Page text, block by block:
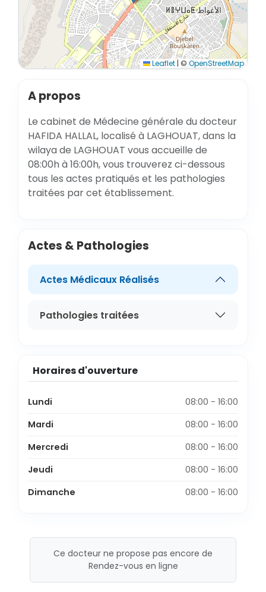
Leaflet | ©OpenStreetMap
A propos
Le cabinet de Médecine générale du docteur
HAFIDA HALLAL, localisé à LAGHOUAT, dans la
wilaya de LAGHOUAT vous accueille de
08:00h à 16:00h, vous trouverez ci-dessous
tous les actes pratiqués et les pathologies
traitées par cet établissement.
Actes & Pathologies
Actes Médicaux Réalisés
Pathologies traitées
Horaires d'ouverture
Lundi
08:00 - 16:00
Mardi
08:00 - 16:00
Mercredi
08:00 - 16:00
Jeudi
08:00 - 16:00
Dimanche
08:00 - 16:00
Ce docteur ne propose pas encore de
Rendez-vous en ligne